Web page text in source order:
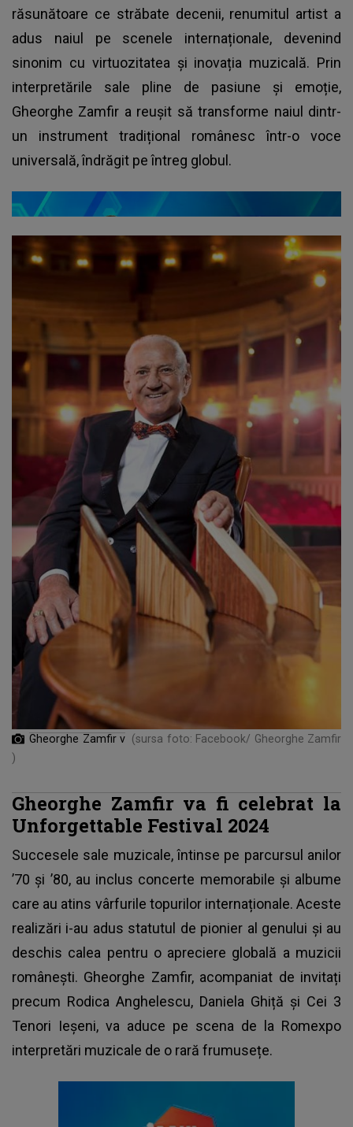
răsunătoare ce străbate decenii, renumitul artist a
adus naiul pe scenele internaționale, devenind
sinonim cu virtuozitatea și inovația muzicală. Prin
interpretările sale pline de pasiune și emoție,
Gheorghe Zamfir a reușit să transforme naiul dintr-
un instrument tradițional românesc într-o voce
universală, îndrăgit pe întreg globul.
Gheorghe Zamfir v (sursa foto: Facebook/ Gheorghe Zamfir
)
Gheorghe Zamfir va fi celebrat la
Unforgettable Festival 2024
Succesele sale muzicale, întinse pe parcursul anilor
’70 și ’80, au inclus concerte memorabile și albume
care au atins vârfurile topurilor internaționale. Aceste
realizări i-au adus statutul de pionier al genului și au
deschis calea pentru o apreciere globală a muzicii
românești. Gheorghe Zamfir, acompaniat de invitați
precum Rodica Anghelescu, Daniela Ghiță și Cei 3
Tenori Ieșeni, va aduce pe scena de la Romexpo
interpretări muzicale de o rară frumusețe.